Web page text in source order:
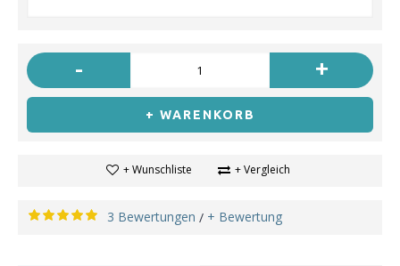
- +
+ WARENKORB
+ Wunschliste + Vergleich
3 Bewertungen / + Bewertung